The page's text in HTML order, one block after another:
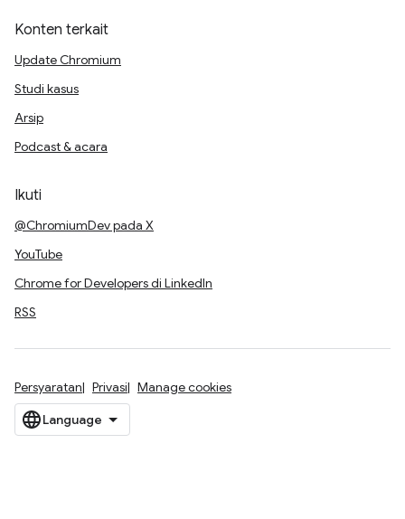
Konten terkait
Update Chromium
Studi kasus
Arsip
Podcast & acara
Ikuti
@ChromiumDev pada X
YouTube
Chrome for Developers di LinkedIn
RSS
Persyaratan Privasi Manage cookies